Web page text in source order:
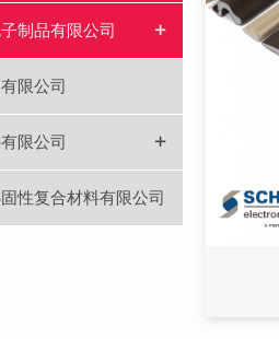
制品有限公司 +
限公司
限公司 +
性复合材料有限公司